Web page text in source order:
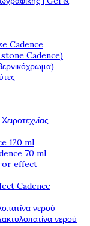
Cadence
stone Cadence)
120 ml
70 ml
effect
Cadence
νερού
νερού